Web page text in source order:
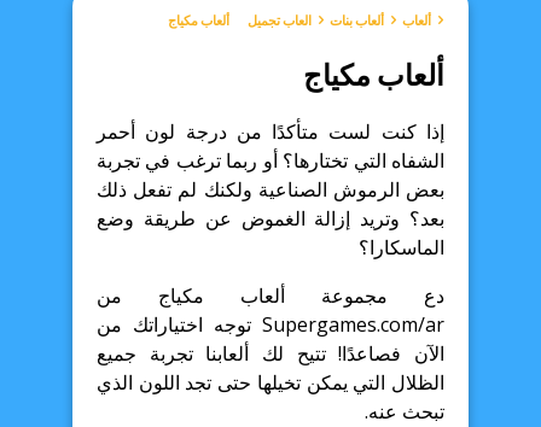
ألعاب ألعاب بنات العاب تجميل ألعاب مكياج
ألعاب مكياج
إذا كنت لست متأكدًا من درجة لون أحمر
الشفاه التي تختارها؟ أو ربما ترغب في تجربة
بعض الرموش الصناعية ولكنك لم تفعل ذلك
بعد؟ وتريد إزالة الغموض عن طريقة وضع
الماسكارا؟
دع مجموعة ألعاب مكياج من
Supergames.com/ar توجه اختياراتك من
الآن فصاعدًا! تتيح لك ألعابنا تجربة جميع
الظلال التي يمكن تخيلها حتى تجد اللون الذي
تبحث عنه.